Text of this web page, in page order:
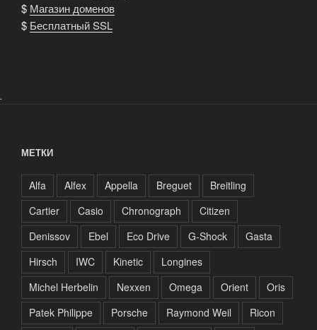
$ Магазин доменов
$ Бесплатный SSL
.
МЕТКИ
Alfa Alfex Appella Breguet
Breitling
Cartier
Casio Chronograph
Citizen
Denissov
Ebel Eco Drive G-Shock
Gasta
Hirsch
IWC Kinetic
Longines
Michel Herbelin
Nexxen Omega Orient
Oris
Patek Philippe
Porsche Raymond Weil
Ricon